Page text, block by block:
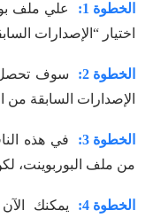
الخطوة 1:
علي ملف
اختيار “الإصدارات
الخطوة 2:
سوف تحصل
الإصدارات السابقة من
الخطوة 3:
في هذه
من ملف البوربوينت،
الخطوة 4:
يمكنك